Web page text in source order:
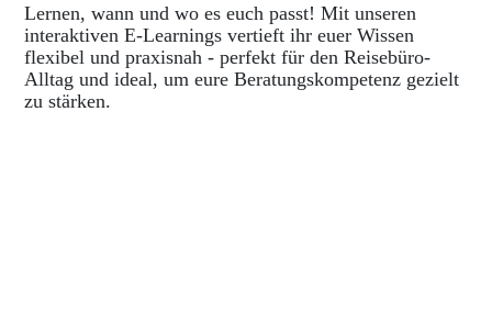
Lernen, wann und wo es euch passt! Mit unseren
interaktiven E-Learnings vertieft ihr euer Wissen
flexibel und praxisnah - perfekt für den Reisebüro-
Alltag und ideal, um eure Beratungskompetenz gezielt
zu stärken.